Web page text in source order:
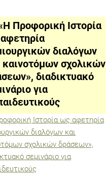
Προφορική Ιστορία
διαλόγων
καινοτόμων σχολικών
διαδικτυακό
για
Ιστορία ως αφετηρία
διαλόγων και
σχολικών δράσεων»,
σεμινάριο για